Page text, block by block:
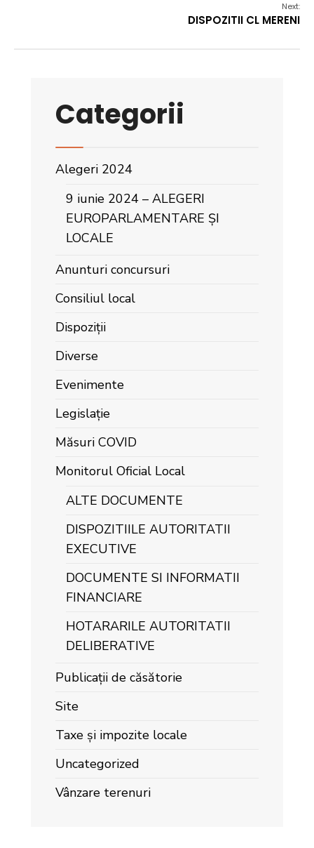
Next:
DISPOZITII CL MERENI
Categorii
Alegeri 2024
9 iunie 2024 – ALEGERI
EUROPARLAMENTARE ȘI
LOCALE
Anunturi concursuri
Consiliul local
Dispoziții
Diverse
Evenimente
Legislație
Măsuri COVID
Monitorul Oficial Local
ALTE DOCUMENTE
DISPOZITIILE AUTORITATII
EXECUTIVE
DOCUMENTE SI INFORMATII
FINANCIARE
HOTARARILE AUTORITATII
DELIBERATIVE
Publicații de căsătorie
Site
Taxe și impozite locale
Uncategorized
Vânzare terenuri